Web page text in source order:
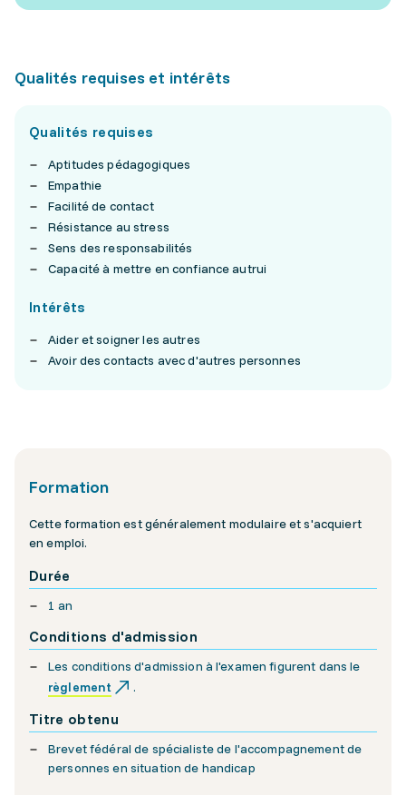
Qualités requises et intérêts
Qualités requises
Aptitudes pédagogiques
Empathie
Facilité de contact
Résistance au stress
Sens des responsabilités
Capacité à mettre en confiance autrui
Intérêts
Aider et soigner les autres
Avoir des contacts avec d'autres personnes
Formation
Cette formation est généralement modulaire et s'acquiert
en emploi.
Durée
1 an
Conditions d'admission
Les conditions d'admission à l'examen figurent dans le
règlement
.
Titre obtenu
Brevet fédéral de spécialiste de l'accompagnement de
personnes en situation de handicap